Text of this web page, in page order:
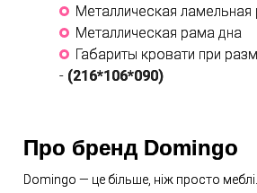
Металлическая
Металлическая рама дна
Габариты кровати при
- (216*106*090)
Про бренд Domingo
Domingo — це більше, ніж просто меблі.